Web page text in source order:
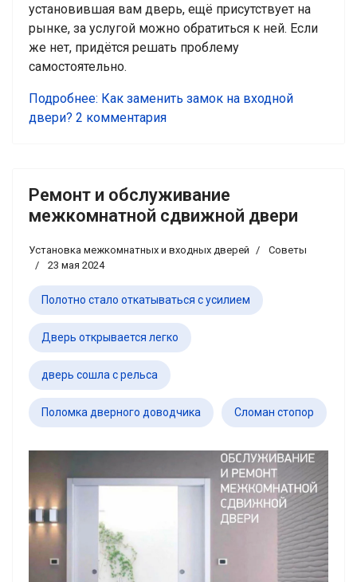
установившая вам дверь, ещё присутствует на
рынке, за услугой можно обратиться к ней. Если
же нет, придётся решать проблему
самостоятельно.
Подробнее: Как заменить замок на входной
двери? 2 комментария
Ремонт и обслуживание
межкомнатной сдвижной двери
Установка межкомнатных и входных дверей
Советы
23 мая 2024
Полотно стало откатываться с усилием
Дверь открывается легко
дверь сошла с рельса
Поломка дверного доводчика Сломан стопор